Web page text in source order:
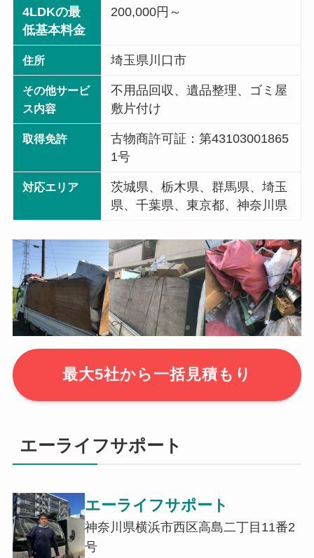
4LDKの最
低基本料金
200,000円～
住所 埼玉県川口市
その他サービ
ス内容
不用品回収、遺品整理、ゴミ屋
敷片付け
取得免許
古物商許可証：第43103001865
1号
対応エリア
茨城県、栃木県、群馬県、埼玉
県、千葉県、東京都、神奈川県
最大5社から一括見積もり
エーライフサポート
エーライフサポート
神奈川県横浜市西区高島二丁目11番2
号